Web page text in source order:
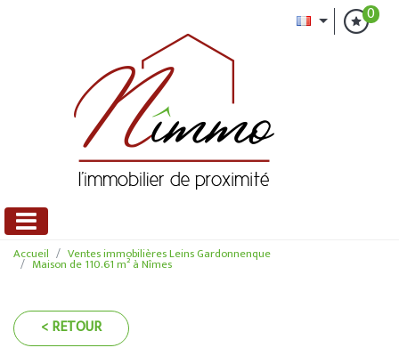
0
Accueil Ventes immobilières Leins Gardonnenque
Maison de 110.61 m² à Nîmes
< RETOUR